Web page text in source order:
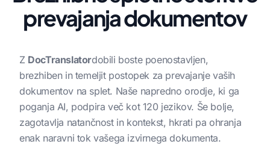
prevajanja dokumentov
Z DocTranslatordobili boste poenostavljen,
brezhiben in temeljit postopek za prevajanje vaših
dokumentov na splet. Naše napredno orodje, ki ga
poganja AI, podpira več kot 120 jezikov. Še bolje,
zagotavlja natančnost in kontekst, hkrati pa ohranja
enak naravni tok vašega izvirnega dokumenta.